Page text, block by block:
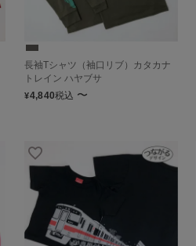
長袖Tシャツ（袖口リブ）カタカナ
トレイン ハヤブサ
¥4,840税込 〜